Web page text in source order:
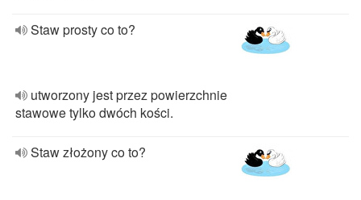
Staw prosty co to?
utworzony jest przez powierzchnie
stawowe tylko dwóch kości.
Staw złożony co to?